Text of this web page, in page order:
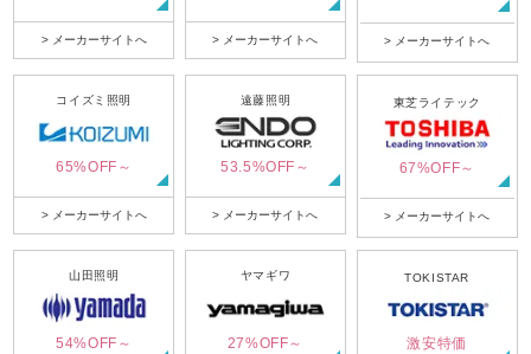
> メーカーサイトへ > メーカーサイトへ > メーカーサイトへ
コイズミ照明
65%OFF～
> メーカーサイトへ
遠藤照明
53.5%OFF～
> メーカーサイトへ
東芝ライテック
67%OFF～
> メーカーサイトへ
山田照明
54%OFF～
ヤマギワ
27%OFF～
TOKISTAR
激安特価